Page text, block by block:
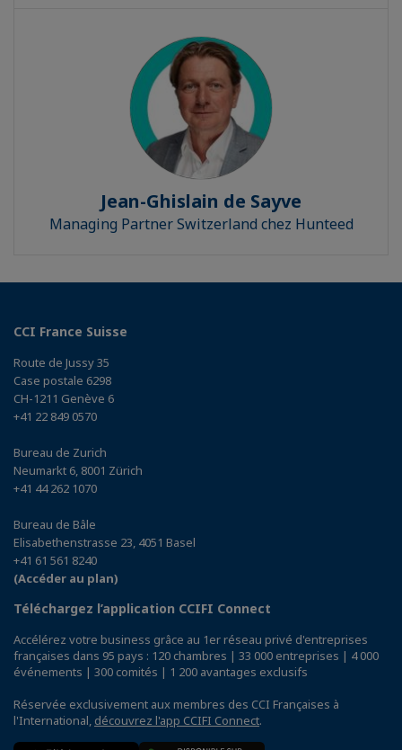
Jean-Ghislain de Sayve
Managing Partner Switzerland chez Hunteed
CCI France Suisse
Route de Jussy 35
Case postale 6298
CH-1211 Genève 6
+41 22 849 0570
Bureau de Zurich
Neumarkt 6, 8001 Zürich
+41 44 262 1070
Bureau de Bâle
Elisabethenstrasse 23, 4051 Basel
+41 61 561 8240
(Accéder au plan)
Téléchargez l’application CCIFI Connect
Accélérez votre business grâce au 1er réseau privé d'entreprises
françaises dans 95 pays : 120 chambres | 33 000 entreprises | 4 000
événements | 300 comités | 1 200 avantages exclusifs
Réservée exclusivement aux membres des CCI Françaises à
l'International, découvrez l'app CCIFI Connect.